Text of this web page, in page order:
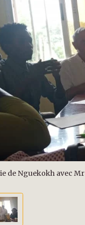
de Nguekokh avec